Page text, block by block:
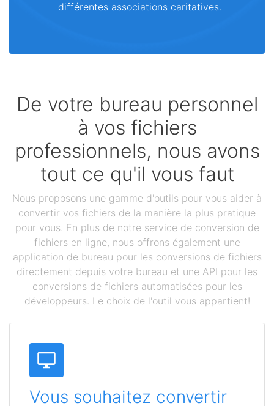
différentes associations caritatives.
De votre bureau personnel
à vos fichiers
professionnels, nous avons
tout ce qu'il vous faut
Nous proposons une gamme d'outils pour vous aider à
convertir vos fichiers de la manière la plus pratique
pour vous. En plus de notre service de conversion de
fichiers en ligne, nous offrons également une
application de bureau pour les conversions de fichiers
directement depuis votre bureau et une API pour les
conversions de fichiers automatisées pour les
développeurs. Le choix de l'outil vous appartient!
Vous souhaitez convertir